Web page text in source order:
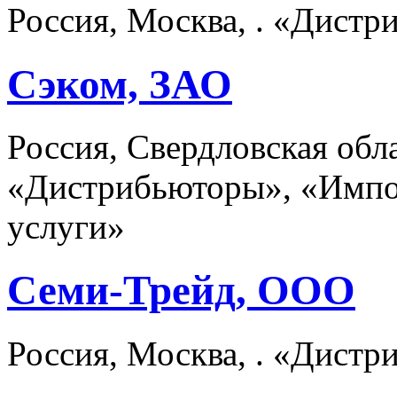
Россия, Москва, .
Сэком, ЗАО
Россия, Свердловская
«Дистрибьюторы»,
услуги»
Семи-Трейд, ООО
Россия, Москва, .